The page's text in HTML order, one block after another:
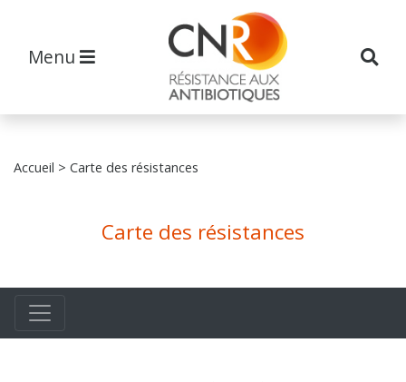
Menu
Accueil > Carte des résistances
Carte des résistances